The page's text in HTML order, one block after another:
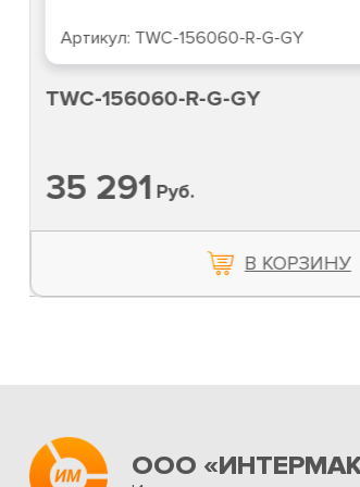
Артикул: TWC-156060-R-G-GY
TWC-156060-R-G-GY
35 291 Руб.
В КОРЗИНУ
ООО